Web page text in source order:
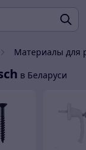
Материалы для
в Беларуси